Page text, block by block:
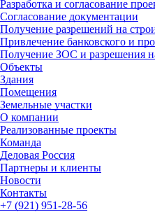
Разработка и согласование
Согласование документации
Получение разрешений на
Привлечение банковского и
Получение ЗОС и разрешения
Объекты
Здания
Помещения
Земельные участки
О компании
Реализованные проекты
Команда
Деловая Россия
Партнеры и клиенты
Новости
Контакты
+7 (921) 951-28-56